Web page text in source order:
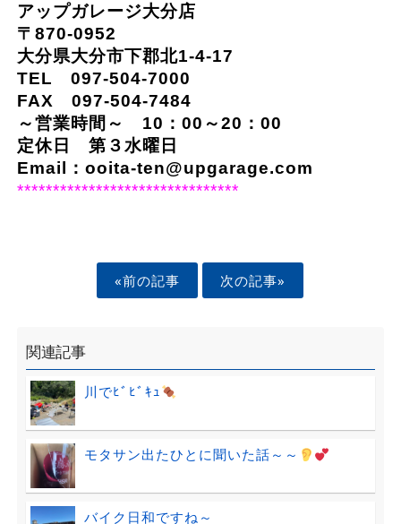
アップガレージ大分店
〒870-0952
大分県大分市下郡北1-4-17
TEL 097-504-7000
FAX 097-504-7484
～営業時間～ 10：00～20：00
定休日 第３水曜日
Email： ooita-ten@upgarage.com
*******************************
«前の記事 次の記事»
関連記事
川でﾋﾞﾋﾞｷｭ
モタサン出たひとに聞いた話～～
バイク日和ですね～